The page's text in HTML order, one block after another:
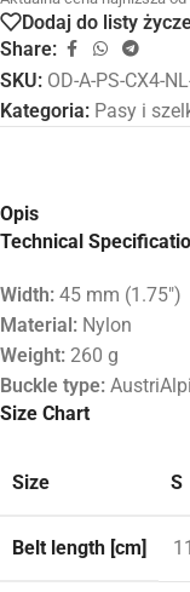
Dodaj do listy
Share:
SKU: OD-A-PS-CX4-
Kategoria: Pasy i
Opis
Technical
Width: 45 mm (1.75″)
Material: Nylon
Weight: 260 g
Buckle type:
Size Chart
Size S
Belt length [cm]